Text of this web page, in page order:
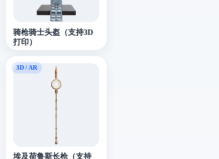
骑枪骑士头盔（支持3D
打印）
埃及荷鲁斯长枪（支持